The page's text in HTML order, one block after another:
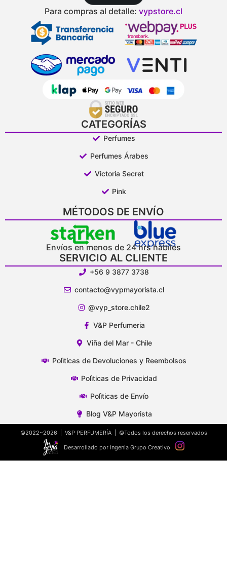
Para compras al detalle: vypstore.cl
CATEGORÍAS
Perfumes
Perfumes Árabes
Victoria Secret
Pink
MÉTODOS DE ENVÍO
Envíos en menos de 24 hrs hábiles
SERVICIO AL CLIENTE
+56 9 3877 3738
contacto@vypmayorista.cl
@vyp_store.chile2
V&P Perfumeria
Viña del Mar - Chile
Polìticas de Devoluciones y Reembolsos
Polìticas de Privacidad
Polìticas de Envío
Blog V&P Mayorista
©2022~2026 | V&P PERFUMERÍA | ©Todos los derechos reservados
Desarrollado por Ingenia Grupo Creativo